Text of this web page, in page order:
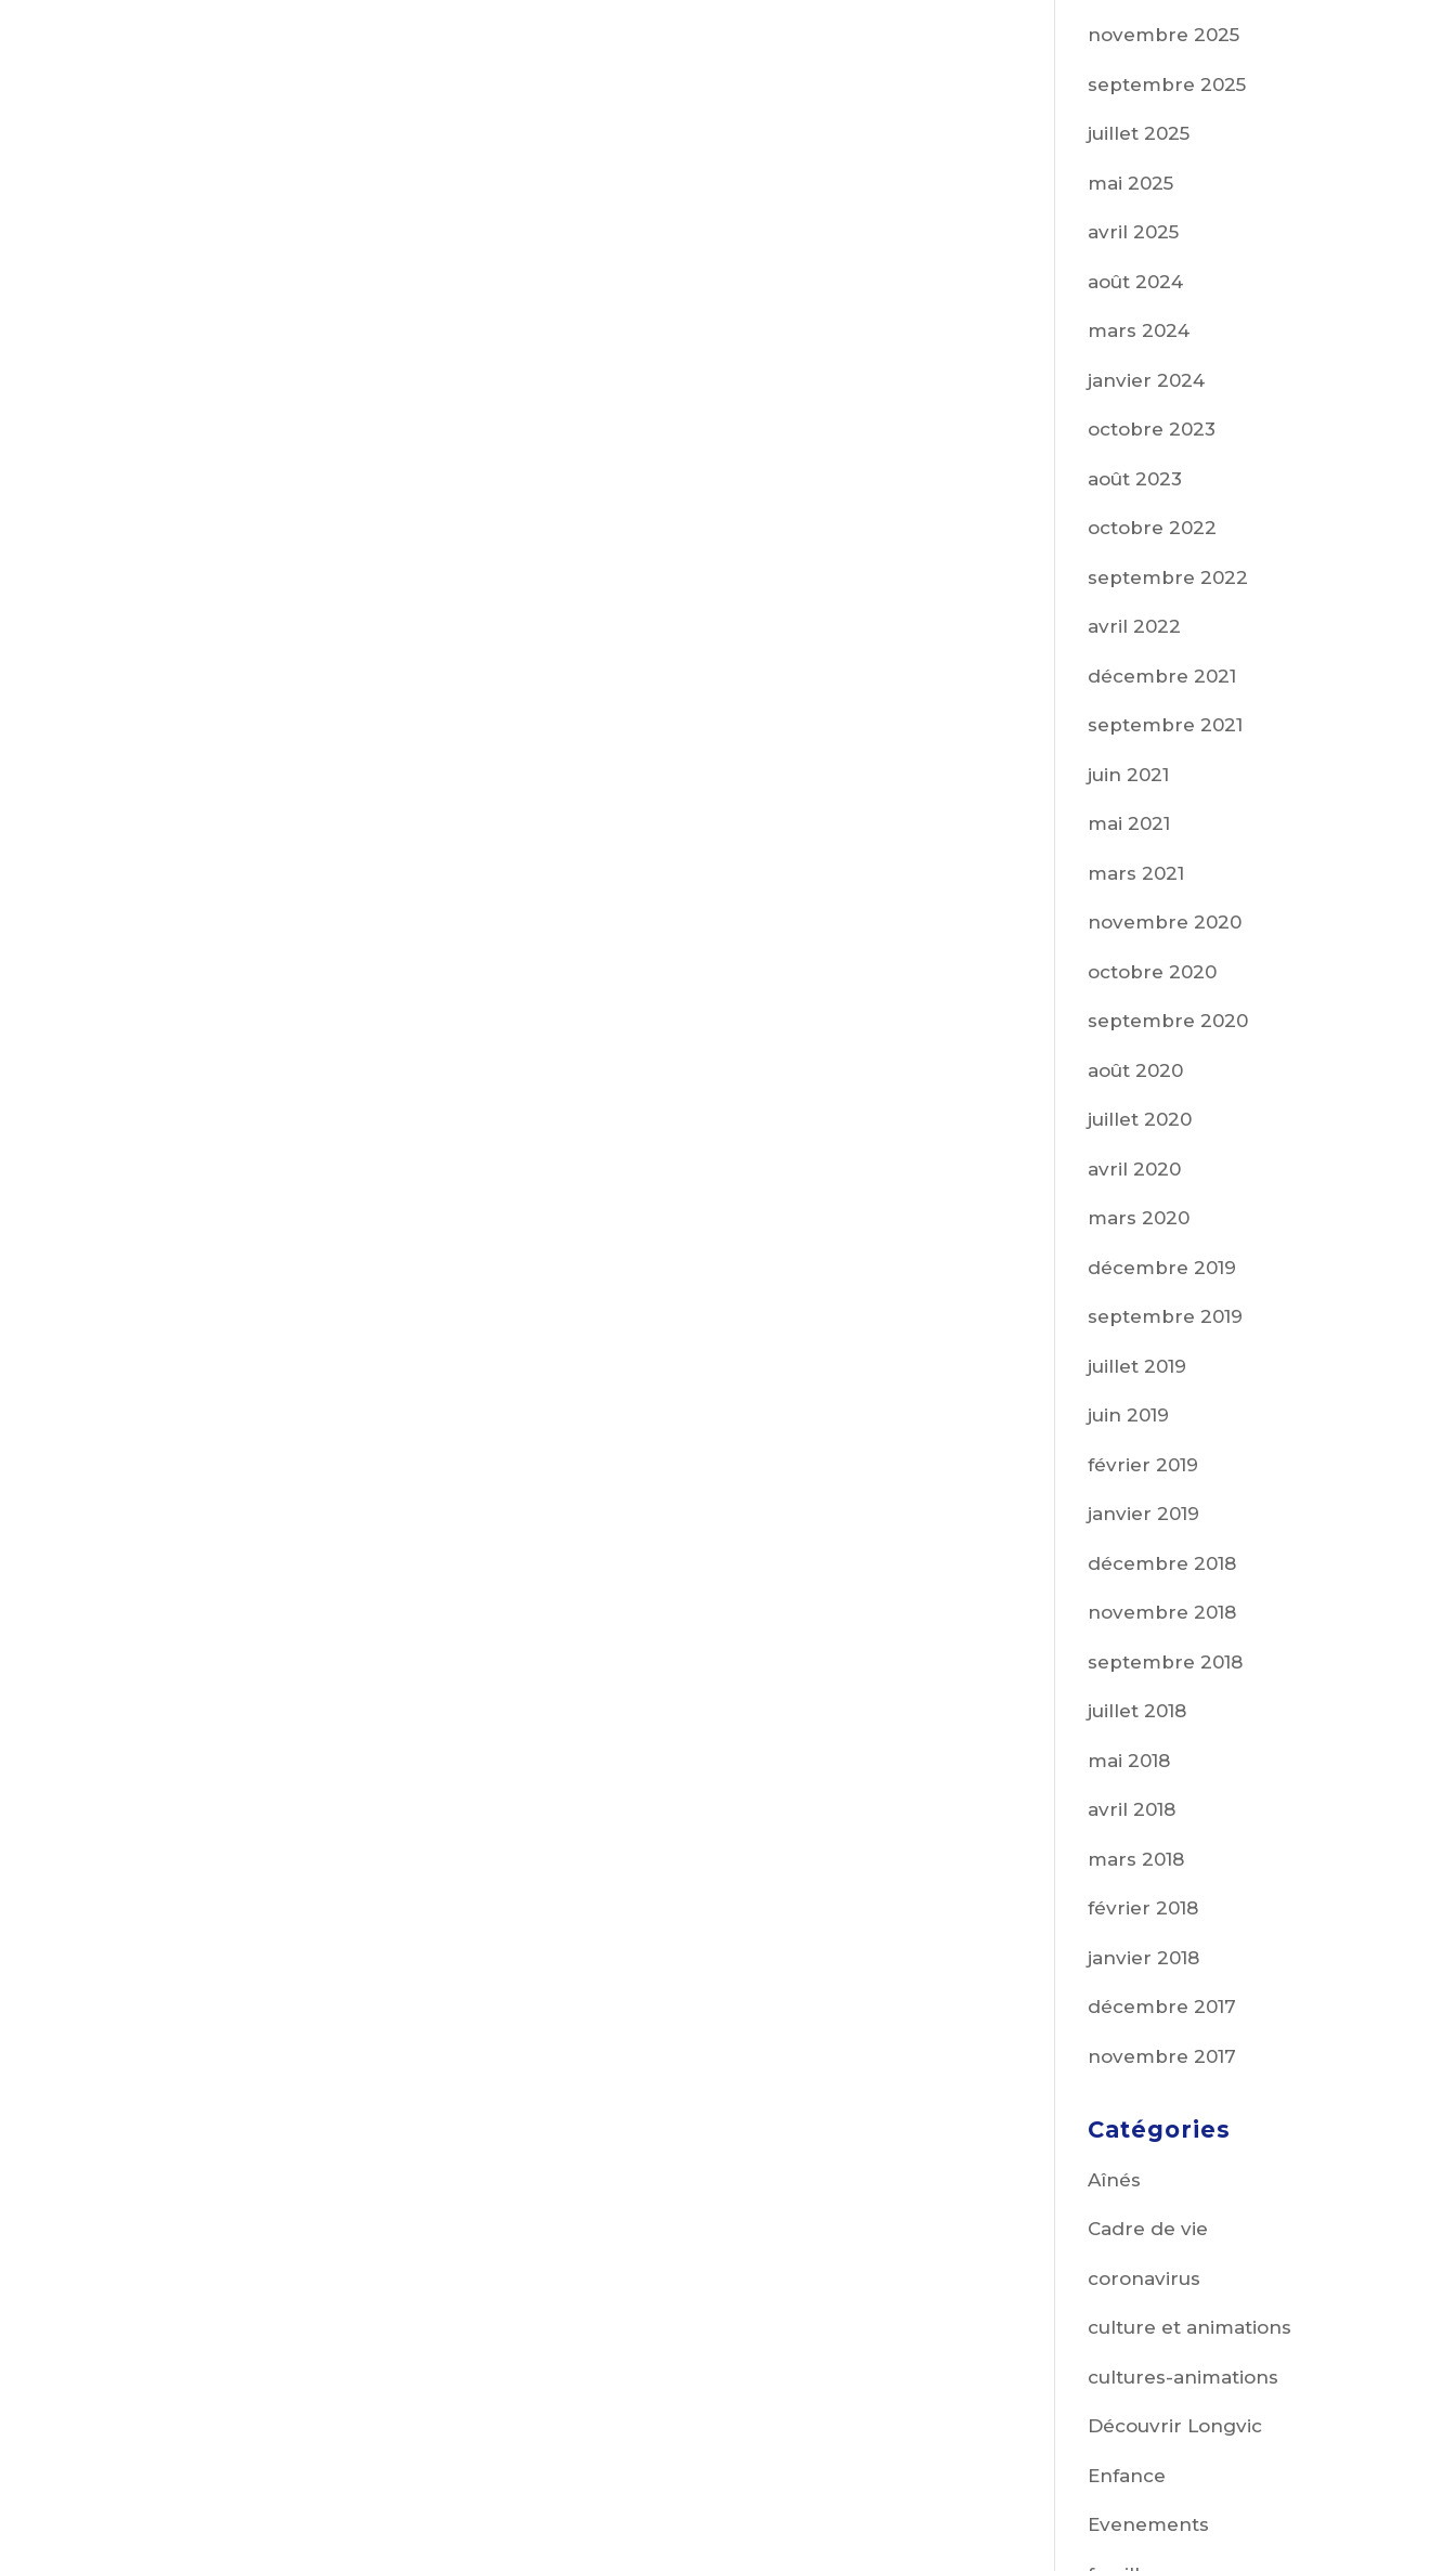
novembre 2025
septembre 2025
juillet 2025
mai 2025
avril 2025
août 2024
mars 2024
janvier 2024
octobre 2023
août 2023
octobre 2022
septembre 2022
avril 2022
décembre 2021
septembre 2021
juin 2021
mai 2021
mars 2021
novembre 2020
octobre 2020
septembre 2020
août 2020
juillet 2020
avril 2020
mars 2020
décembre 2019
septembre 2019
juillet 2019
juin 2019
février 2019
janvier 2019
décembre 2018
novembre 2018
septembre 2018
juillet 2018
mai 2018
avril 2018
mars 2018
février 2018
janvier 2018
décembre 2017
novembre 2017
Catégories
Aînés
Cadre de vie
coronavirus
culture et animations
cultures-animations
Découvrir Longvic
Enfance
Evenements